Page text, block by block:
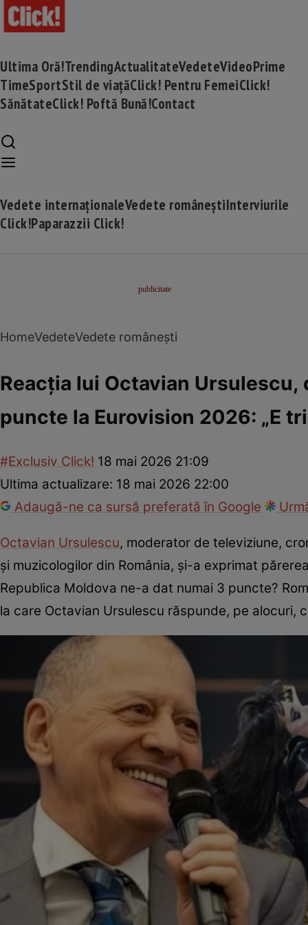
Ultima Oră!TrendingActualitateVedeteVideoPrime
TimeSportStil de viațăClick! Pentru FemeiClick!
SănătateClick! Poftă Bună!Contact
Vedete internaționaleVedete româneștiInterviurile
Click!Paparazzii Click!
HomeVedeteVedete românești
Reacția lui Octavian
puncte la Eurovision 2026: „E
#Exclusiv Click! 18 mai 2026 21:09
Ultima actualizare: 18 mai 2026 22:00
Adaugă-ne ca sursă preferată în Google
Octavian Ursulescu, moderator de televiziune,
și muzicologilor din România, și-a exprimat
Republica Moldova ne-a dat numai 3 puncte?
la care Octavian Ursulescu răspunde, pe alocuri,